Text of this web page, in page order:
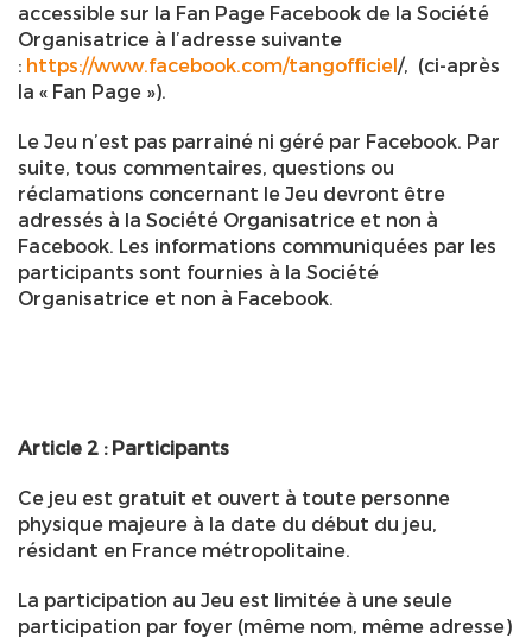
accessible sur la Fan Page Facebook de la Société
Organisatrice à l’adresse suivante
: https://www.facebook.com/tangofficiel/, (ci-après
la « Fan Page »).
Le Jeu n’est pas parrainé ni géré par Facebook. Par
suite, tous commentaires, questions ou
réclamations concernant le Jeu devront être
adressés à la Société Organisatrice et non à
Facebook. Les informations communiquées par les
participants sont fournies à la Société
Organisatrice et non à Facebook.
Article 2 : Participants
Ce jeu est gratuit et ouvert à toute personne
physique majeure à la date du début du jeu,
résidant en France métropolitaine.
La participation au Jeu est limitée à une seule
participation par foyer (même nom, même adresse)